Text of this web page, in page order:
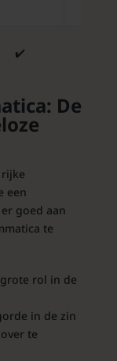
✔️
De
een
goed aan
te
rol in de
in de zin
te